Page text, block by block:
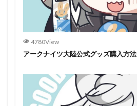
4780View
アークナイツ大陸公式グッズ購入方法